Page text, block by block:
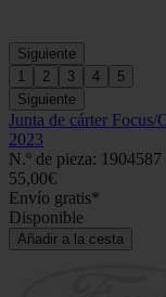
Siguiente
1
2 3 4
5
Siguiente
Junta de cárter
2023
N.º de pieza: 1904587
55,00€
Envío gratis*
Disponible
Añadir a la cesta